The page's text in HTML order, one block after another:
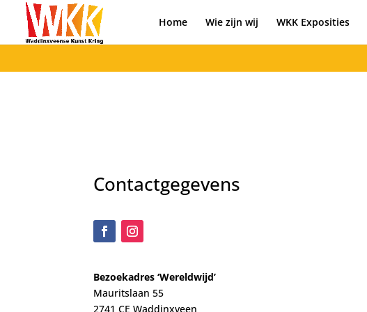
Home Wie zijn wij WKK Exposities
Contactgegevens
Bezoekadres ‘Wereldwijd’
Mauritslaan 55
2741 CE Waddinxveen